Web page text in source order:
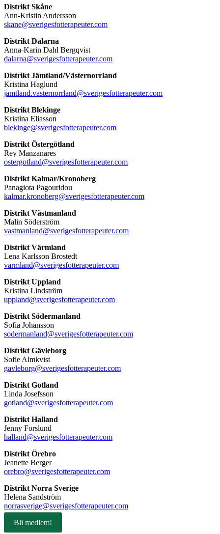
Distrikt Skåne
Ann-Kristin Andersson
skane@sverigesfotterapeuter.com
Distrikt Dalarna
Anna-Karin Dahl Bergqvist
dalarna@sverigesfotterapeuter.com
Distrikt Jämtland/Västernorrland
Kristina Haglund
jamtland.vasternorrland@sverigesfotterapeuter.com
Distrikt Blekinge
Kristina Eliasson
blekinge@sverigesfotterapeuter.com
Distrikt Östergötland
Rey Manzanares
ostergotland@sverigesfotterapeuter.com
Distrikt Kalmar/Kronoberg
Panagiota Pagouridou
kalmar.kronoberg@sverigesfotterapeuter.com
Distrikt Västmanland
Malin Söderström
vastmanland@sverigesfotterapeuter.com
Distrikt Värmland
Lena Karlsson Brostedt
varmland@sverigesfotterapeuter.com
Distrikt Uppland
Kristina Lindström
uppland@sverigesfotterapeuter.com
Distrikt Södermanland
Sofia Johansson
sodermanland@sverigesfotterapeuter.com
Distrikt Gävleborg
Sofie Almkvist
gavleborg@sverigesfotterapeuter.com
Distrikt Gotland
Linda Josefsson
gotland@sverigesfotterapeuter.com
Distrikt Halland
Jenny Forslund
halland@sverigesfotterapeuter.com
Distrikt Örebro
Jeanette Berger
orebro@sverigesfotterapeuter.com
Distrikt Norra Sverige
Helena Sandström
norrasverige@sverigesfotterapeuter.com
Bli medlem!